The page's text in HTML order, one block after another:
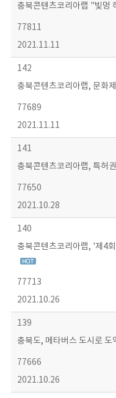
충북콘텐츠코리아랩 "빛멍
77811
2021.11.11
142
충북콘텐츠코리아랩, 문화
77689
2021.11.11
141
충북콘텐츠코리아랩, 특허
77650
2021.10.28
140
충북콘텐츠코리아랩, '제4
77713
2021.10.26
139
충북도, 메타버스 도시로 도
77666
2021.10.26